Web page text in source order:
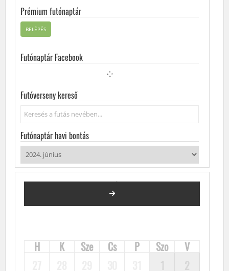
Prémium futónaptár
BELÉPÉS
Futónaptár Facebook
Futóverseny kereső
Keresés...
Futónaptár havi bontás
H K Sze Cs P Szo
V